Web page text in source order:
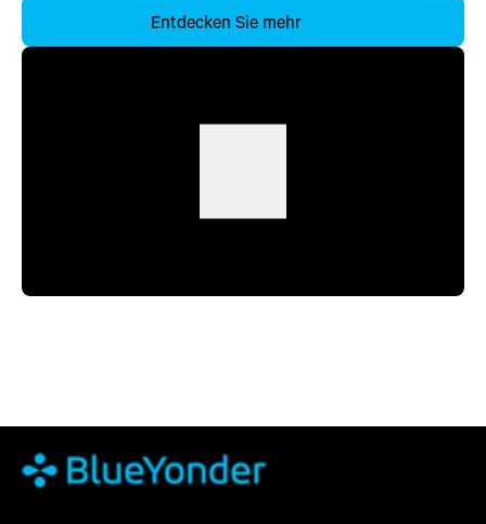
Entdecken Sie mehr